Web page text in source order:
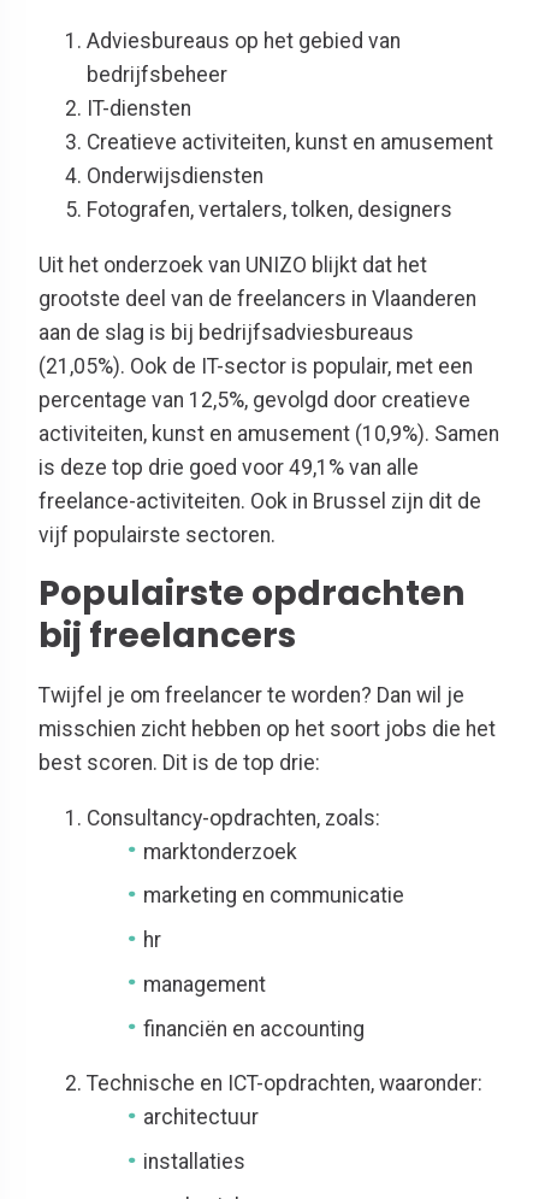
Adviesbureaus op het gebied van
bedrijfsbeheer
IT-diensten
Creatieve activiteiten, kunst en amusement
Onderwijsdiensten
Fotografen, vertalers, tolken, designers
Uit het onderzoek van UNIZO blijkt dat het
grootste deel van de freelancers in Vlaanderen
aan de slag is bij bedrijfsadviesbureaus
(21,05%). Ook de IT-sector is populair, met een
percentage van 12,5%, gevolgd door creatieve
activiteiten, kunst en amusement (10,9%). Samen
is deze top drie goed voor 49,1% van alle
freelance-activiteiten. Ook in Brussel zijn dit de
vijf populairste sectoren.
Populairste opdrachten
bij freelancers
Twijfel je om freelancer te worden? Dan wil je
misschien zicht hebben op het soort jobs die het
best scoren. Dit is de top drie:
Consultancy-opdrachten, zoals:
marktonderzoek
marketing en communicatie
hr
management
financiën en accounting
Technische en ICT-opdrachten, waaronder:
architectuur
installaties